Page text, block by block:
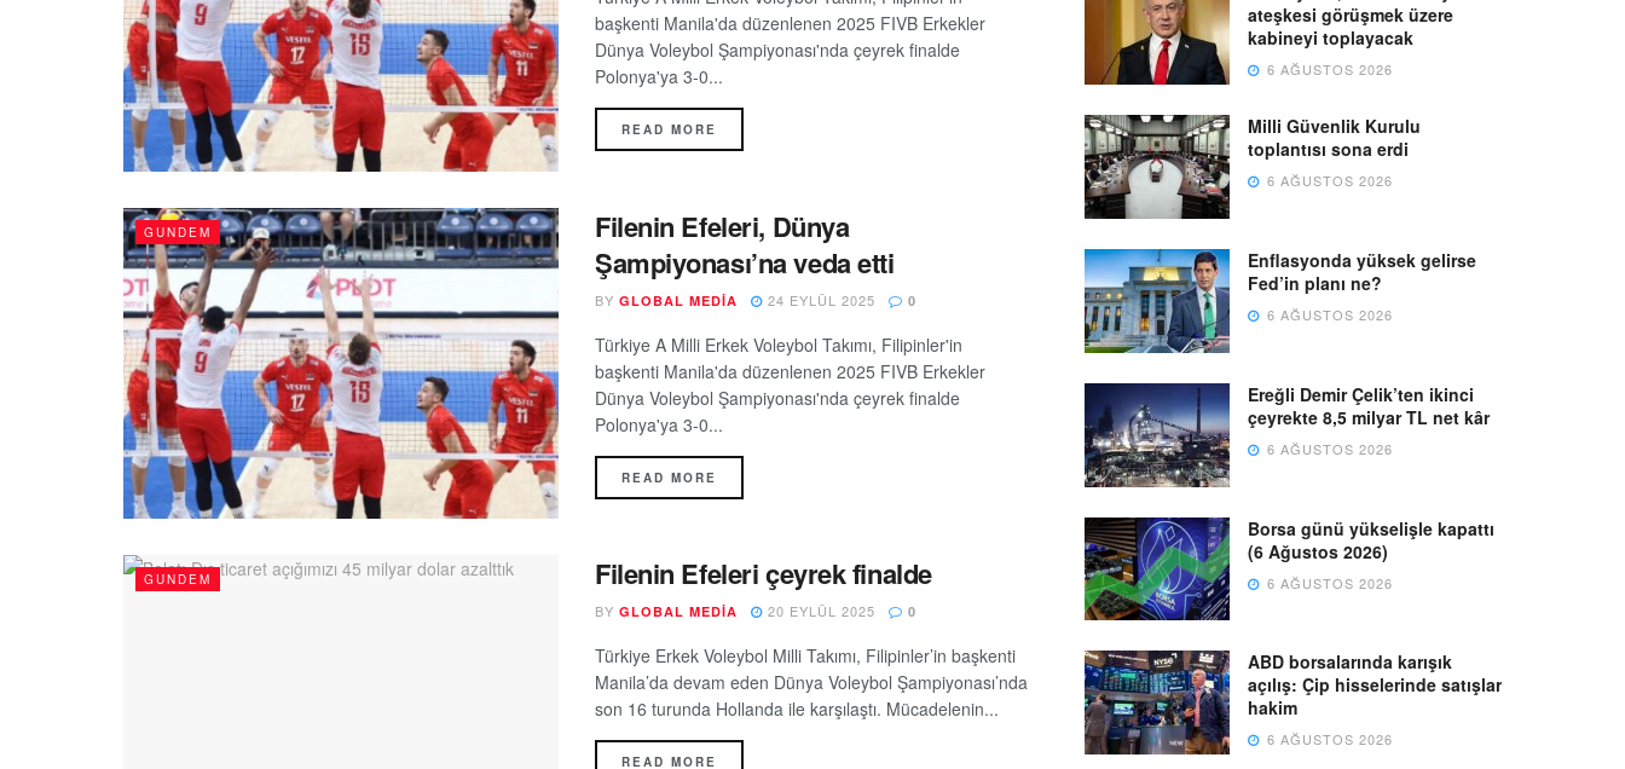
başkenti Manila'da düzenlenen 2025 FIVB Erkekler
Dünya Voleybol Şampiyonası'nda çeyrek finalde
Polonya'ya 3-0...
READ MORE
GUNDEM
Filenin Efeleri, Dünya
Şampiyonası’na veda etti
BY GLOBAL MEDIA 24 EYLÜL 2025 0
Türkiye A Milli Erkek Voleybol Takımı, Filipinler'in
başkenti Manila'da düzenlenen 2025 FIVB Erkekler
Dünya Voleybol Şampiyonası'nda çeyrek finalde
Polonya'ya 3-0...
READ MORE
GUNDEM Filenin Efeleri çeyrek finalde
BY GLOBAL MEDIA 20 EYLÜL 2025 0
Türkiye Erkek Voleybol Milli Takımı, Filipinler’in başkenti
Manila’da devam eden Dünya Voleybol Şampiyonası’nda
son 16 turunda Hollanda ile karşılaştı. Mücadelenin...
READ MORE
ateşkesi görüşmek üzere
kabineyi toplayacak
6 AĞUSTOS 2026
Milli Güvenlik Kurulu
toplantısı sona erdi
6 AĞUSTOS 2026
Enflasyonda yüksek gelirse
Fed’in planı ne?
6 AĞUSTOS 2026
Ereğli Demir Çelik’ten ikinci
çeyrekte 8,5 milyar TL net kâr
6 AĞUSTOS 2026
Borsa günü yükselişle kapattı
(6 Ağustos 2026)
6 AĞUSTOS 2026
ABD borsalarında karışık
açılış: Çip hisselerinde satışlar
hakim
6 AĞUSTOS 2026